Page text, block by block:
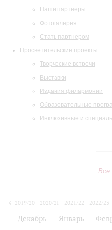
Наши партнеры
Фотогалерея
Стать партнером
Просветительские проекты
Творческие встречи
Выставки
Издания филармонии
Образовательные
Инклюзивные и
Все
2019/20
2020/21 2021/22 2022/23
Декабрь Январь